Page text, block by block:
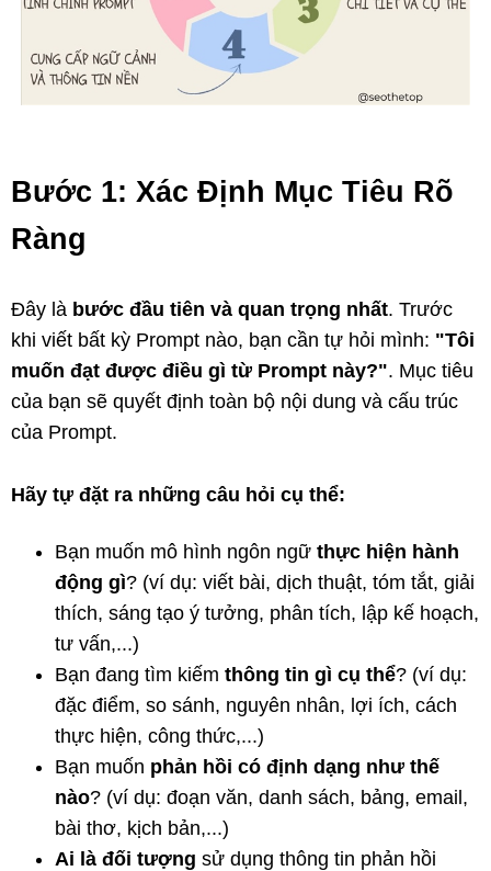
Bước 1: Xác Định Mục Tiêu Rõ
Ràng
Đây là bước đầu tiên và quan trọng nhất. Trước
khi viết bất kỳ Prompt nào, bạn cần tự hỏi mình: "Tôi
muốn đạt được điều gì từ Prompt này?". Mục tiêu
của bạn sẽ quyết định toàn bộ nội dung và cấu trúc
của Prompt.
Hãy tự đặt ra những câu hỏi cụ thể:
Bạn muốn mô hình ngôn ngữ thực hiện hành
động gì? (ví dụ: viết bài, dịch thuật, tóm tắt, giải
thích, sáng tạo ý tưởng, phân tích, lập kế hoạch,
tư vấn,...)
Bạn đang tìm kiếm thông tin gì cụ thể? (ví dụ:
đặc điểm, so sánh, nguyên nhân, lợi ích, cách
thực hiện, công thức,...)
Bạn muốn phản hồi có định dạng như thế
nào? (ví dụ: đoạn văn, danh sách, bảng, email,
bài thơ, kịch bản,...)
Ai là đối tượng sử dụng thông tin phản hồi